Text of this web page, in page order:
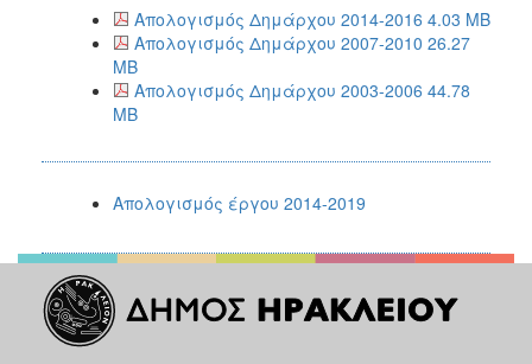
Απολογισμός Δημάρχου 2014-2016 4.03 MB
Απολογισμός Δημάρχου 2007-2010 26.27
MB
Απολογισμός Δημάρχου 2003-2006 44.78
MB
Απολογισμός έργου 2014-2019